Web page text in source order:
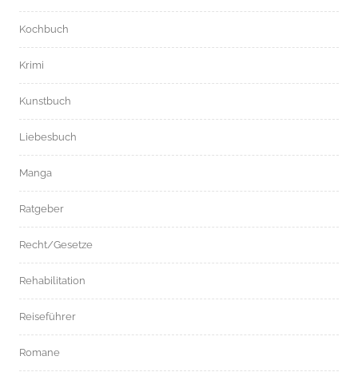
Kochbuch
Krimi
Kunstbuch
Liebesbuch
Manga
Ratgeber
Recht/Gesetze
Rehabilitation
Reiseführer
Romane